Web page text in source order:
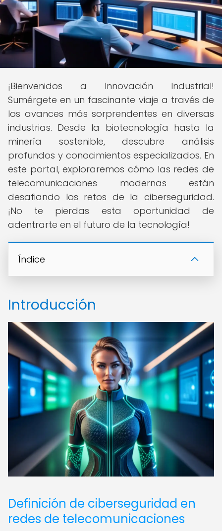
¡Bienvenidos a Innovación Industrial!
Sumérgete en un fascinante viaje a través de
los avances más sorprendentes en diversas
industrias. Desde la biotecnología hasta la
minería sostenible, descubre análisis
profundos y conocimientos especializados. En
este portal, exploraremos cómo las redes de
telecomunicaciones modernas están
desafiando los retos de la ciberseguridad.
¡No te pierdas esta oportunidad de
adentrarte en el futuro de la tecnología!
Índice
Introducción
Definición de ciberseguridad en
redes de telecomunicaciones